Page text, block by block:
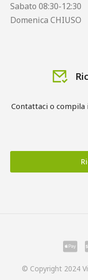
Sabato 08:30-12:30
Domenica CHIUSO
Contattaci o
© Copyright 2024